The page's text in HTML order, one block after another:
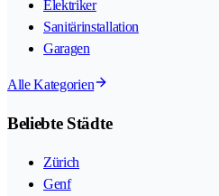
Elektriker
Sanitärinstallation
Garagen
Alle Kategorien
Beliebte Städte
Zürich
Genf